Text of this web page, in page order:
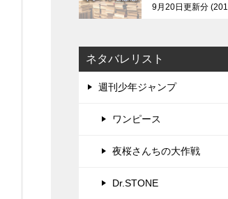
9月20日更新分
ネタバレリスト
週刊少年ジャンプ
ワンピース
夜桜さんちの大作戦
Dr.STONE